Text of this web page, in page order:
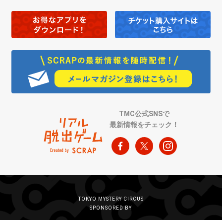
TMC公式SNSで
最新情報をチェック！
TOKYO MYSTERY CIRCUS
SPONSORED BY